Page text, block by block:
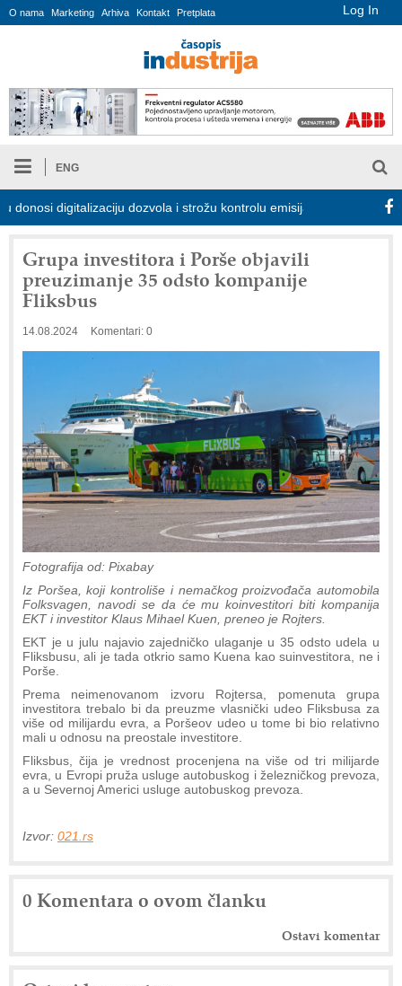
Log In
O nama Marketing Arhiva Kontakt Pretplata
ENG
digitalizaciju dozvola i strožu kontrolu emisija Proizvodnja
Grupa investitora i Porše objavili
preuzimanje 35 odsto kompanije
Fliksbus
14.08.2024 Komentari: 0
Fotografija od: Pixabay
Iz Poršea, koji kontroliše i nemačkog proizvođača automobila
Folksvagen, navodi se da će mu koinvestitori biti kompanija
EKT i investitor Klaus Mihael Kuen, preneo je Rojters.
EKT je u julu najavio zajedničko ulaganje u 35 odsto udela u
Fliksbusu, ali je tada otkrio samo Kuena kao suinvestitora, ne i
Porše.
Prema neimenovanom izvoru Rojtersa, pomenuta grupa
investitora trebalo bi da preuzme vlasnički udeo Fliksbusa za
više od milijardu evra, a Poršeov udeo u tome bi bio relativno
mali u odnosu na preostale investitore.
Fliksbus, čija je vrednost procenjena na više od tri milijarde
evra, u Evropi pruža usluge autobuskog i železničkog prevoza,
a u Severnoj Americi usluge autobuskog prevoza.
Izvor: 021.rs
0 Komentara o ovom članku
Ostavi komentar